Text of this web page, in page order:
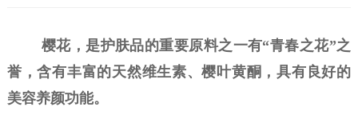
樱花，是护肤品的重要原料之一有“青春之花”之
誉，含有丰富的天然维生素、樱叶黄酮，具有良好的
美容养颜功能。